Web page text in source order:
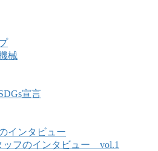
械
宣言
インタビュー
ッフのインタビュー vol.1